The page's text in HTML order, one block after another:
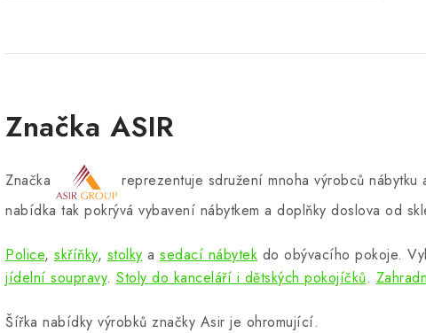
Značka ASIR
Značka
reprezentuje sdružení mnoha výrobců
nabídka tak pokrývá vybavení nábytkem a doplňky doslova od
Police, skříňky, stolky a sedací nábytek do obývacího pokoje.
jídelní soupravy. Stoly do kanceláří i dětských pokojíčků.
Šířka nabídky výrobků značky Asir je ohromující.